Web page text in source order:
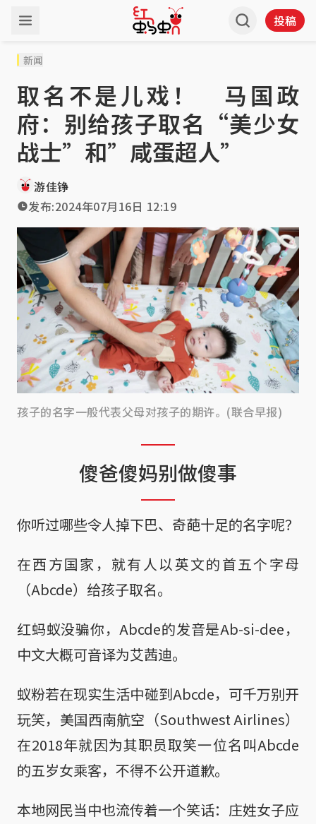
投稿
新闻
取名不是儿戏！ 马国政
府：别给孩子取名“美少女
战士”和”咸蛋超人”
游佳铮
发布:2024年07月16日 12:19
孩子的名字一般代表父母对孩子的期许。(联合早报)
傻爸傻妈别做傻事
你听过哪些令人掉下巴、奇葩十足的名字呢？
在西方国家，就有人以英文的首五个字母
（Abcde）给孩子取名。
红蚂蚁没骗你，Abcde的发音是Ab-si-dee，
中文大概可音译为艾茜迪。
蚁粉若在现实生活中碰到Abcde，可千万别开
玩笑，美国西南航空（Southwest Airlines）
在2018年就因为其职员取笑一位名叫Abcde
的五岁女乘客，不得不公开道歉。
本地网民当中也流传着一个笑话：庄姓女子应